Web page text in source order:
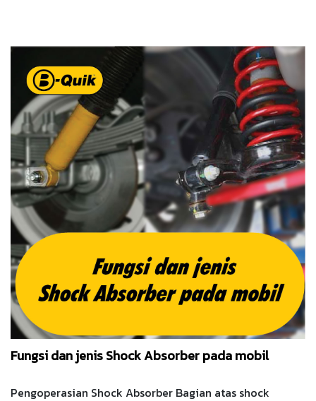
Fungsi dan jenis Shock Absorber pada mobil
Pengoperasian Shock Absorber Bagian atas shock